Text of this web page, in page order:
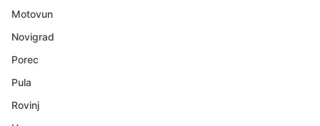
Motovun
Novigrad
Porec
Pula
Rovinj